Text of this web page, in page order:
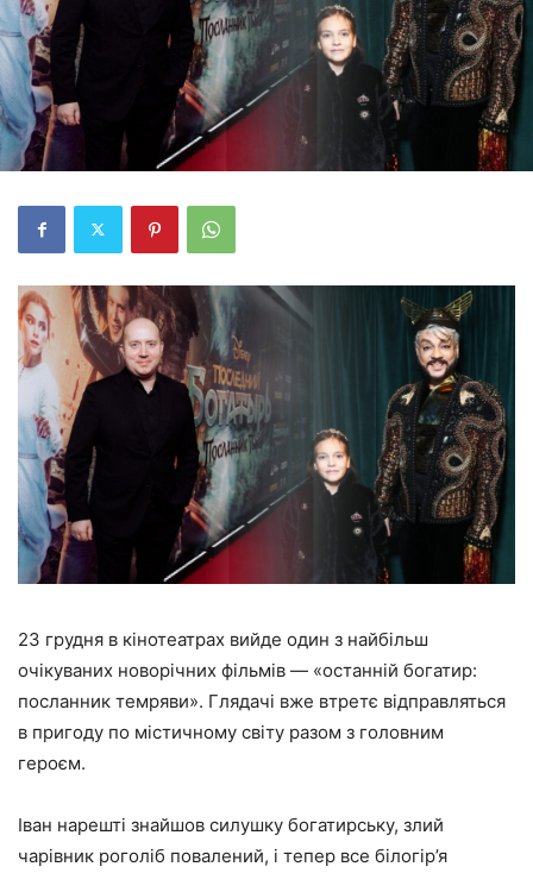
23 грудня в кінотеатрах вийде один з найбільш
очікуваних новорічних фільмів — «останній богатир:
посланник темряви». Глядачі вже втретє відправляться
в пригоду по містичному світу разом з головним
героєм.
Іван нарешті знайшов силушку богатирську, злий
чарівник роголіб повалений, і тепер все білогір’я